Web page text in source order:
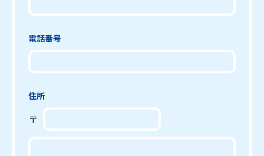
電話番号
住所
〒